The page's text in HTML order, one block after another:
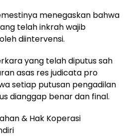
menegaskan bahwa
telah inkrah wajib
diintervensi.
yang telah diputus sah
asas res judicata pro
setiap putusan pengadilan
dianggap benar dan final.
& Hak Koperasi